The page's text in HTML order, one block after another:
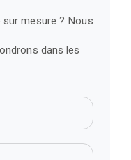
mesure ? Nous
dans les